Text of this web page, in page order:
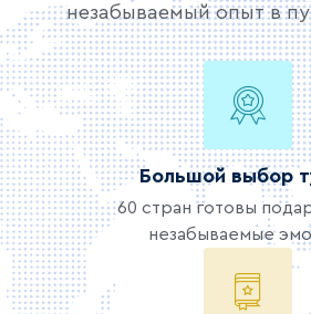
незабываемый опыт в
Большой выбор
60 стран готовы
незабываемые